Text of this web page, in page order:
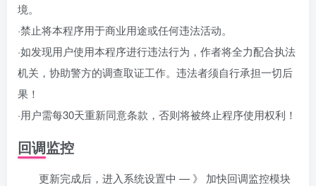
境。
·禁止将本程序用于商业用途或任何违法活动。
·如发现用户使用本程序进行违法行为，作者将全力配合执法
机关，协助警方的调查取证工作。违法者须自行承担一切后
果！
·用户需每30天重新同意条款，否则将被终止程序使用权利！
回调监控
更新完成后，进入系统设置中 — 》 加快回调监控模块